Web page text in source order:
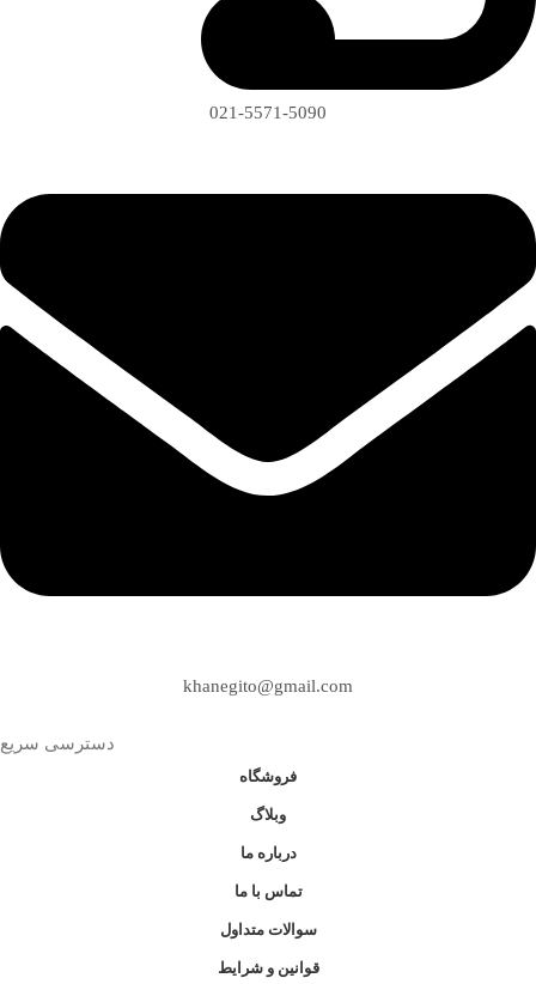
021-5571-5090
khanegito@gmail.com
دسترسی سریع
فروشگاه
وبلاگ
درباره ما
تماس با ما
سوالات متداول
قوانین و شرایط